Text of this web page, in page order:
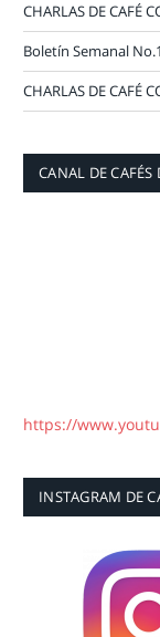
CHARLAS DE CAFÉ
Boletín Semanal
CHARLAS DE CAFÉ
CANAL DE CAFÉS
https://
INSTAGRAM DE